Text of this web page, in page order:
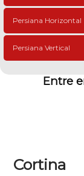
Persiana Horizontal
Persiana Vertical
Entre